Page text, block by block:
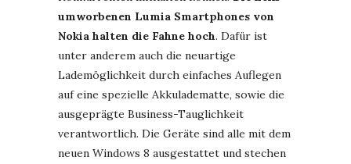
umworbenen Lumia Smartphones von
Nokia halten die Fahne hoch. Dafür ist
unter anderem auch die neuartige
Lademöglichkeit durch einfaches Auflegen
auf eine spezielle Akkuladematte, sowie die
ausgeprägte Business-Tauglichkeit
verantwortlich. Die Geräte sind alle mit dem
neuen Windows 8 ausgestattet und stechen